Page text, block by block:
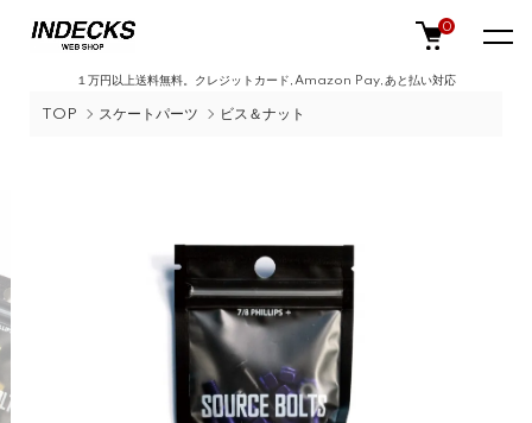
１万円以上送料無料。クレジットカード,Amazon Pay,あと払い対応
0
TOP スケートパーツ ビス＆ナット